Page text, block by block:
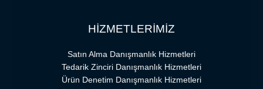
HİZMETLERİMİZ
Satın Alma Danışmanlık Hizmetleri
Tedarik Zinciri Danışmanlık Hizmetleri
Ürün Denetim Danışmanlık Hizmetleri